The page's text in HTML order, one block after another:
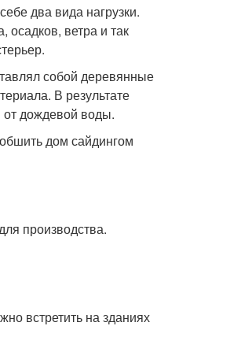
два вида нагрузки.
осадков, ветра и так
собой деревянные
В результате
дождевой воды.
дом сайдингом
производства.
встретить на зданиях